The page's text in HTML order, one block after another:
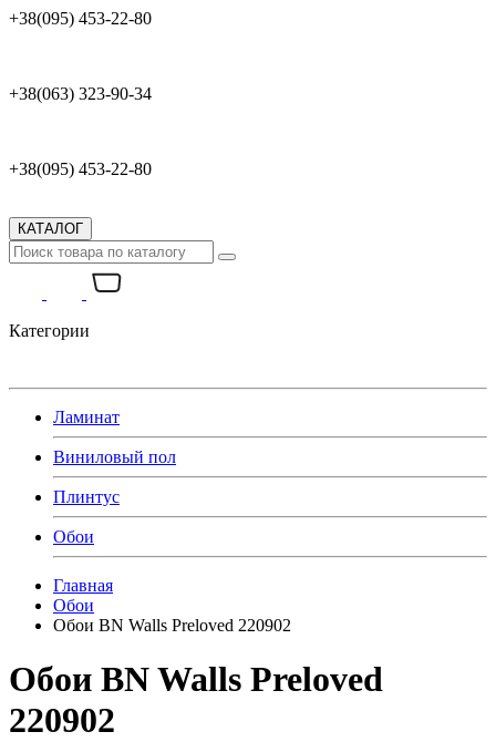
+38(095) 453-22-80
+38(063) 323-90-34
+38(095) 453-22-80
КАТАЛОГ
Категории
Ламинат
Виниловый пол
Плинтус
Обои
Главная
Обои
Обои BN Walls Preloved 220902
Обои BN Walls Preloved
220902